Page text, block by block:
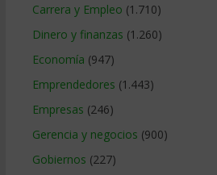
Carrera y Empleo (1.710)
Dinero y finanzas (1.260)
Economía (947)
Emprendedores (1.443)
Empresas (246)
Gerencia y negocios (900)
Gobiernos (227)